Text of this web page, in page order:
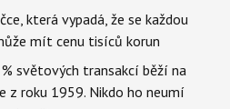
která vypadá, že se každou
mít cenu tisíců korun
světových transakcí běží na
z roku 1959. Nikdo ho neumí